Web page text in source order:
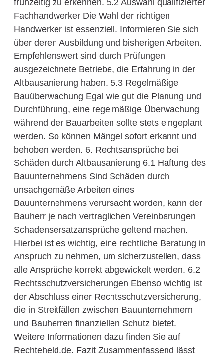
frühzeitig zu erkennen. 5.2 Auswahl qualifizierter
Fachhandwerker Die Wahl der richtigen
Handwerker ist essenziell. Informieren Sie sich
über deren Ausbildung und bisherigen Arbeiten.
Empfehlenswert sind durch Prüfungen
ausgezeichnete Betriebe, die Erfahrung in der
Altbausanierung haben. 5.3 Regelmäßige
Bauüberwachung Egal wie gut die Planung und
Durchführung, eine regelmäßige Überwachung
während der Bauarbeiten sollte stets eingeplant
werden. So können Mängel sofort erkannt und
behoben werden. 6. Rechtsansprüche bei
Schäden durch Altbausanierung 6.1 Haftung des
Bauunternehmens Sind Schäden durch
unsachgemäße Arbeiten eines
Bauunternehmens verursacht worden, kann der
Bauherr je nach vertraglichen Vereinbarungen
Schadensersatzansprüche geltend machen.
Hierbei ist es wichtig, eine rechtliche Beratung in
Anspruch zu nehmen, um sicherzustellen, dass
alle Ansprüche korrekt abgewickelt werden. 6.2
Rechtsschutzversicherungen Ebenso wichtig ist
der Abschluss einer Rechtsschutzversicherung,
die in Streitfällen zwischen Bauunternehmern
und Bauherren finanziellen Schutz bietet.
Weitere Informationen dazu finden Sie auf
Rechteheld.de. Fazit Zusammenfassend lässt